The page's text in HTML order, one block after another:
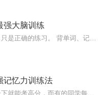
强大脑训练
记忆力训练法